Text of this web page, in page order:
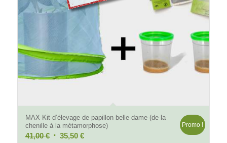
MAX Kit d’élevage de papillon belle dame (de la
chenille à la métamorphose)
41,00€ Le 35,50 €Le
Promo !